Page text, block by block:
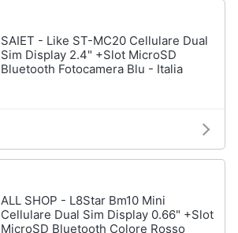
SAIET - Like ST-MC20 Cellulare Dual
Sim Display 2.4" +Slot MicroSD
Bluetooth Fotocamera Blu - Italia
ALL SHOP - L8Star Bm10 Mini
Cellulare Dual Sim Display 0.66" +Slot
MicroSD Bluetooth Colore Rosso